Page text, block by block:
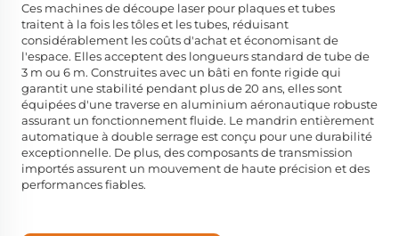
Ces machines de découpe laser pour plaques et tubes
traitent à la fois les tôles et les tubes, réduisant
considérablement les coûts d'achat et économisant de
l'espace. Elles acceptent des longueurs standard de tube de
3 m ou 6 m. Construites avec un bâti en fonte rigide qui
garantit une stabilité pendant plus de 20 ans, elles sont
équipées d'une traverse en aluminium aéronautique robuste
assurant un fonctionnement fluide. Le mandrin entièrement
automatique à double serrage est conçu pour une durabilité
exceptionnelle. De plus, des composants de transmission
importés assurent un mouvement de haute précision et des
performances fiables.